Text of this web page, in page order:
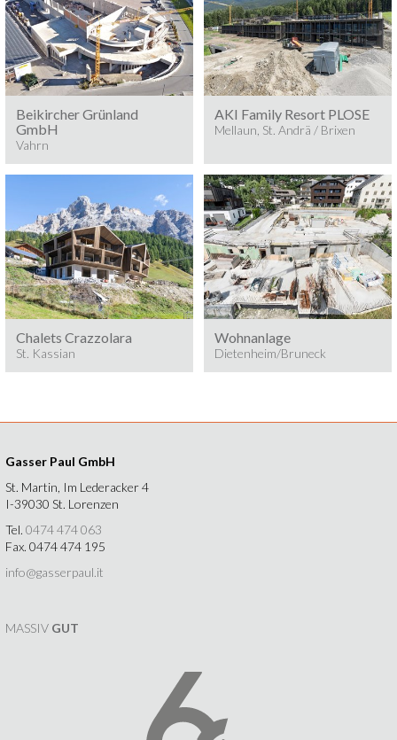
Beikircher Grünland
GmbH
Vahrn
Baumeisterarbeiten
2025/24
VAHRN
AKI Family Resort PLOSE
Mellaun, St. Andrä / Brixen
Baumeisterarbeiten 2024
ST. ANDRÄ / BRIXEN
Chalets Crazzolara
St. Kassian
Baumeisterarbeiten 2024
ST. KASSIAN
Wohnanlage
Dietenheim/Bruneck
Baumeisterarbeiten 2024
DIETENHEIM/BRUNECK
Gasser Paul GmbH
St. Martin, Im Lederacker 4
I-39030 St. Lorenzen
Tel. 0474 474 063
Fax. 0474 474 195
info@gasserpaul.it
MASSIV GUT